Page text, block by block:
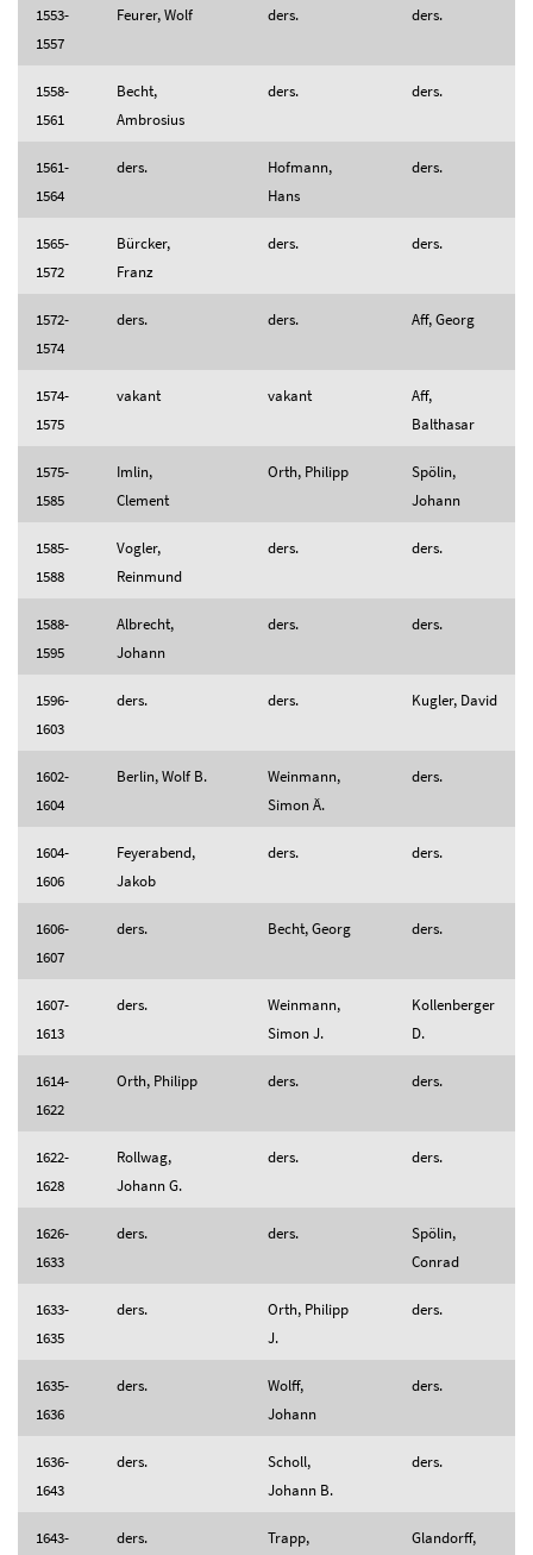
1553-
1557
Feurer, Wolf ders. ders.
1558-
1561
Becht,
Ambrosius
ders. ders.
1561-
1564
ders.
Hofmann,
Hans
ders.
1565-
1572
Bürcker,
Franz
ders. ders.
1572-
1574
ders. ders. Aff, Georg
1574-
1575
vakant vakant
Aff,
Balthasar
1575-
1585
Imlin,
Clement
Orth, Philipp
Spölin,
Johann
1585-
1588
Vogler,
Reinmund
ders. ders.
1588-
1595
Albrecht,
Johann
ders. ders.
1596-
1603
ders. ders. Kugler, David
1602-
1604
Berlin, Wolf B.
Weinmann,
Simon Ä.
ders.
1604-
1606
Feyerabend,
Jakob
ders. ders.
1606-
1607
ders. Becht, Georg ders.
1607-
1613
ders.
Weinmann,
Simon J.
Kollenberger
D.
1614-
1622
Orth, Philipp ders. ders.
1622-
1628
Rollwag,
Johann G.
ders. ders.
1626-
1633
ders. ders.
Spölin,
Conrad
1633-
1635
ders.
Orth, Philipp
J.
ders.
1635-
1636
ders.
Wolff,
Johann
ders.
1636-
1643
ders.
Scholl,
Johann B.
ders.
1643-
ders.
Trapp,
Glandorff,